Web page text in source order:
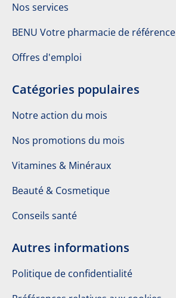
Nos services
BENU Votre pharmacie de référence
Offres d'emploi
Catégories populaires
Notre action du mois
Nos promotions du mois
Vitamines & Minéraux
Beauté & Cosmetique
Conseils santé
Autres informations
Politique de confidentialité